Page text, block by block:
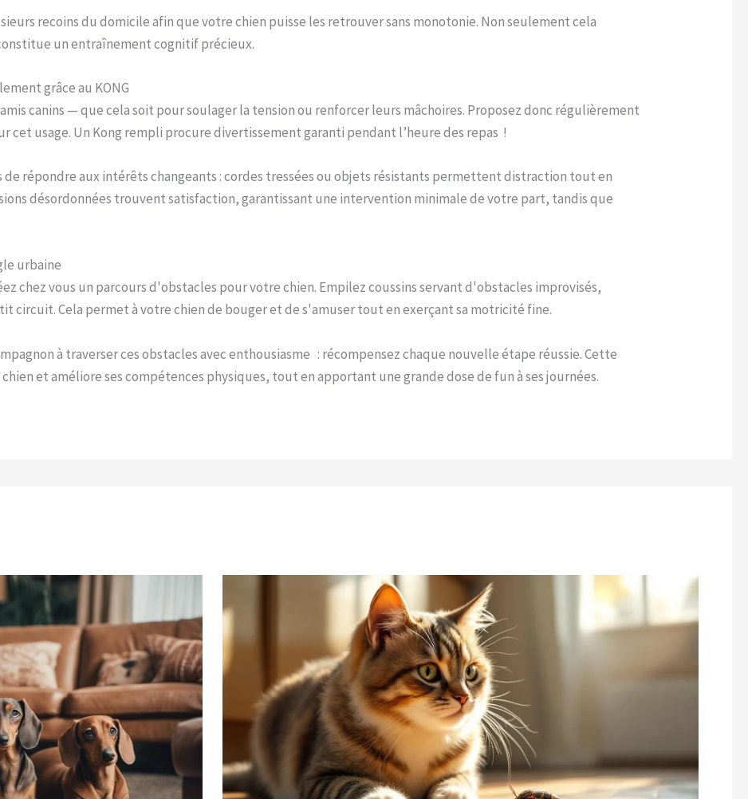
recoins du domicile afin que votre chien puisse les retrouver sans monotonie. Non seulement cela
un entraînement cognitif précieux.
grâce au KONG
canins — que cela soit pour soulager la tension ou renforcer leurs mâchoires. Proposez donc régulièrement
cet usage. Un Kong rempli procure divertissement garanti pendant l’heure des repas !
de répondre aux intérêts changeants : cordes tressées ou objets résistants permettent distraction tout en
désordonnées trouvent satisfaction, garantissant une intervention minimale de votre part, tandis que
urbaine
chez vous un parcours d'obstacles pour votre chien. Empilez coussins servant d'obstacles improvisés,
circuit. Cela permet à votre chien de bouger et de s'amuser tout en exerçant sa motricité fine.
à traverser ces obstacles avec enthousiasme : récompensez chaque nouvelle étape réussie. Cette
et améliore ses compétences physiques, tout en apportant une grande dose de fun à ses journées.